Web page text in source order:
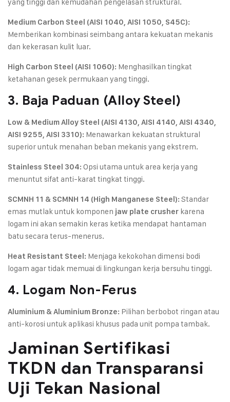
Medium Carbon Steel (AISI 1040, AISI 1050, S45C):
Memberikan kombinasi seimbang antara kekuatan mekanis
dan kekerasan kulit luar.
High Carbon Steel (AISI 1060): Menghasilkan tingkat
ketahanan gesek permukaan yang tinggi.
3. Baja Paduan (Alloy Steel)
Low & Medium Alloy Steel (AISI 4130, AISI 4140, AISI 4340,
AISI 9255, AISI 3310): Menawarkan kekuatan struktural
superior untuk menahan beban mekanis yang ekstrem.
Stainless Steel 304: Opsi utama untuk area kerja yang
menuntut sifat anti-karat tingkat tinggi.
SCMNH 11 & SCMNH 14 (High Manganese Steel): Standar
emas mutlak untuk komponen jaw plate crusher karena
logam ini akan semakin keras ketika mendapat hantaman
batu secara terus-menerus.
Heat Resistant Steel: Menjaga kekokohan dimensi bodi
logam agar tidak memuai di lingkungan kerja bersuhu tinggi.
4. Logam Non-Ferus
Aluminium & Aluminium Bronze: Pilihan berbobot ringan atau
anti-korosi untuk aplikasi khusus pada unit pompa tambak.
Jaminan Sertifikasi
TKDN dan Transparansi
Uji Tekan Nasional